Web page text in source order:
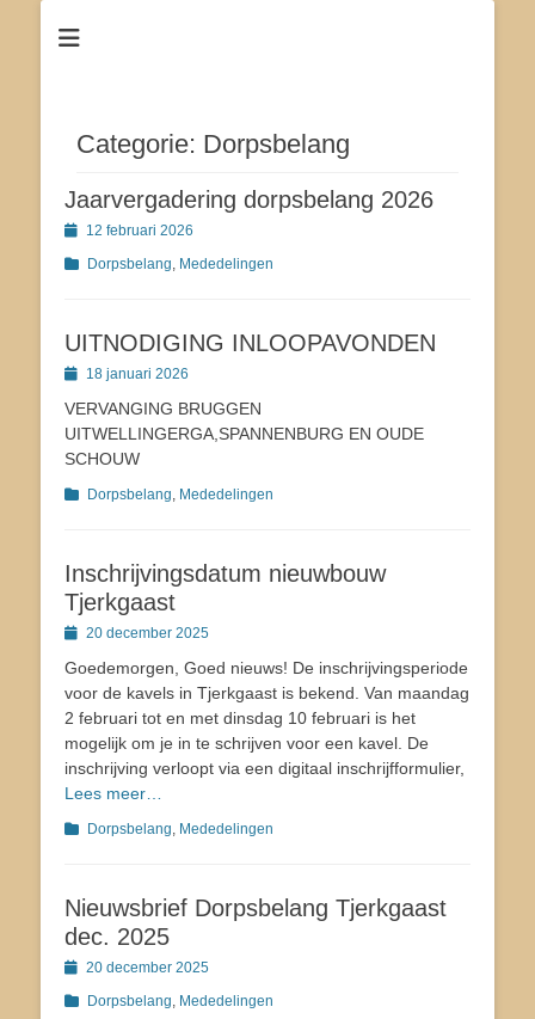
Categorie: Dorpsbelang
Jaarvergadering dorpsbelang 2026
Geplaatst
12 februari 2026
Categorieën
Dorpsbelang, Mededelingen
UITNODIGING INLOOPAVONDEN
Geplaatst
18 januari 2026
VERVANGING BRUGGEN
UITWELLINGERGA,SPANNENBURG EN OUDE
SCHOUW
Categorieën
Dorpsbelang, Mededelingen
Inschrijvingsdatum nieuwbouw
Tjerkgaast
Geplaatst
20 december 2025
Goedemorgen, Goed nieuws! De inschrijvingsperiode
voor de kavels in Tjerkgaast is bekend. Van maandag
2 februari tot en met dinsdag 10 februari is het
mogelijk om je in te schrijven voor een kavel. De
inschrijving verloopt via een digitaal inschrijfformulier,
Lees meer…
Categorieën
Dorpsbelang, Mededelingen
Nieuwsbrief Dorpsbelang Tjerkgaast
dec. 2025
Geplaatst
20 december 2025
Categorieën
Dorpsbelang, Mededelingen